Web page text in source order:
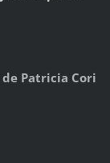
de Patricia Cori